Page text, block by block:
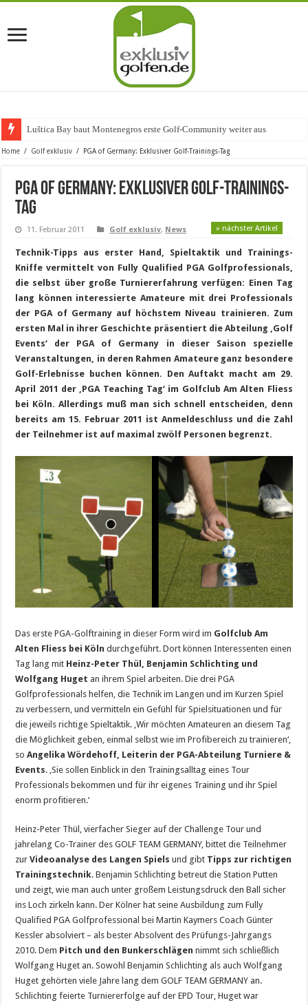
Luštica Bay baut Montenegros erste Golf-Community weiter aus
Home / Golf exklusiv / PGA of Germany: Exklusiver Golf-Trainings-Tag
PGA of Germany: Exklusiver Golf-Trainings-
Tag
11. Februar 2011 Golf exklusiv, News » nächster Artikel
Technik-Tipps aus erster Hand, Spieltaktik und Trainings-
Kniffe vermittelt von Fully Qualified PGA Golfprofessionals,
die selbst über große Turniererfahrung verfügen: Einen Tag
lang können interessierte Amateure mit drei Professionals
der PGA of Germany auf höchstem Niveau trainieren. Zum
ersten Mal in ihrer Geschichte präsentiert die Abteilung ‚Golf
Events‘ der PGA of Germany in dieser Saison spezielle
Veranstaltungen, in deren Rahmen Amateure ganz besondere
Golf-Erlebnisse buchen können. Den Auftakt macht am 29.
April 2011 der ‚PGA Teaching Tag‘ im Golfclub Am Alten Fliess
bei Köln. Allerdings muß man sich schnell entscheiden, denn
bereits am 15. Februar 2011 ist Anmeldeschluss und die Zahl
der Teilnehmer ist auf maximal zwölf Personen begrenzt.
Das erste PGA-Golftraining in dieser Form wird im Golfclub Am
Alten Fliess bei Kölndurchgeführt. Dort können Interessenten einen
Tag lang mit Heinz-Peter Thül, Benjamin Schlichting und
Wolfgang Huget an ihrem Spiel arbeiten. Die drei PGA
Golfprofessionals helfen, die Technik im Langen und im Kurzen Spiel
zu verbessern, und vermitteln ein Gefühl für Spielsituationen und für
die jeweils richtige Spieltaktik. ‚Wir möchten Amateuren an diesem Tag
die Möglichkeit geben, einmal selbst wie im Profibereich zu trainieren‘,
soAngelika Wördehoff, Leiterin der PGA-Abteilung Turniere &
Events. ‚Sie sollen Einblick in den Trainingsalltag eines Tour
Professionals bekommen und für ihr eigenes Training und ihr Spiel
enorm profitieren.‘
Heinz-Peter Thül, vierfacher Sieger auf der Challenge Tour und
jahrelang Co-Trainer des GOLF TEAM GERMANY, bittet die Teilnehmer
zurVideoanalyse des Langen Spiels und gibt Tipps zur richtigen
Trainingstechnik. Benjamin Schlichting betreut die Station Putten
und zeigt, wie man auch unter großem Leistungsdruck den Ball sicher
ins Loch zirkeln kann. Der Kölner hat seine Ausbildung zum Fully
Qualified PGA Golfprofessional bei Martin Kaymers Coach Günter
Kessler absolviert – als bester Absolvent des Prüfungs-Jahrgangs
2010. Dem Pitch und den Bunkerschlägen nimmt sich schließlich
Wolfgang Huget an. Sowohl Benjamin Schlichting als auch Wolfgang
Huget gehörten viele Jahre lang dem GOLF TEAM GERMANY an.
Schlichting feierte Turniererfolge auf der EPD Tour, Huget war